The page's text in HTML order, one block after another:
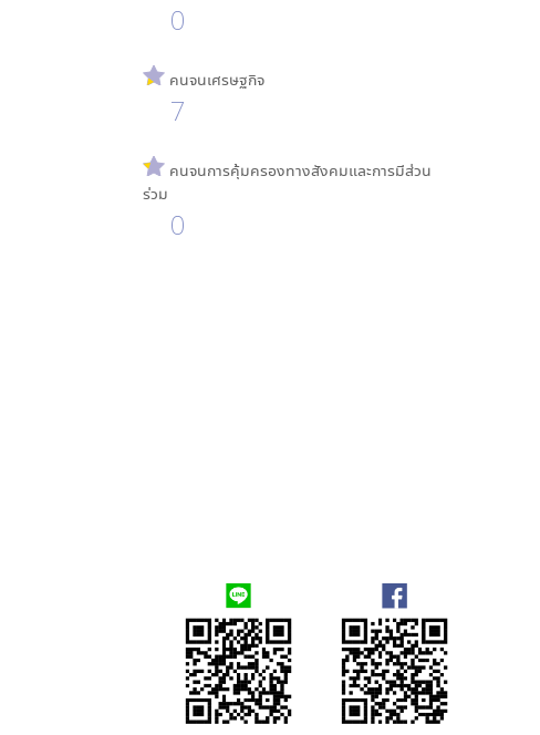
0
คนจนเศรษฐกิจ
7
คนจนการคุ้มครองทางสังคมและการมีส่วน
ร่วม
0